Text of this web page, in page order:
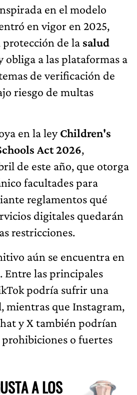
en el modelo
en vigor en 2025,
de la salud
obliga a las plataformas a
de verificación de
riesgo de multas
en la leyChildren's
Act 2026,
de este año, que otorga
facultades para
reglamentos qué
digitales quedarán
restricciones.
aún se encuentra en
Entre las principales
podría sufrir una
mientras que Instagram,
y X también podrían
o fuertes
A LOS